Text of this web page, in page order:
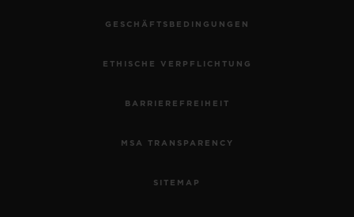
GESCHÄFTSBEDINGUNGEN
ETHISCHE VERPFLICHTUNG
BARRIEREFREIHEIT
MSA TRANSPARENCY
SITEMAP